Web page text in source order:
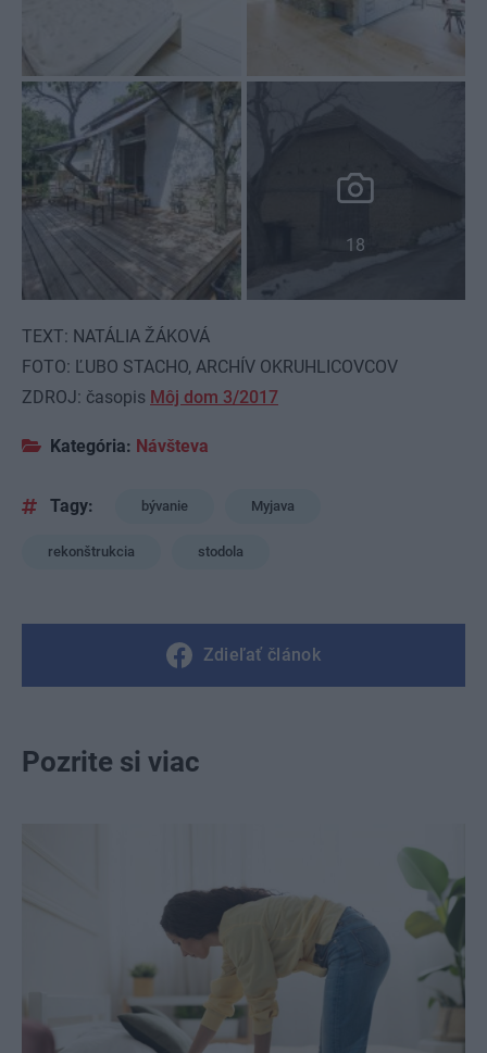
18
TEXT: NATÁLIA ŽÁKOVÁ
FOTO: ĽUBO STACHO, ARCHÍV OKRUHLICOVCOV
ZDROJ: časopis Môj dom 3/2017
Kategória: Návšteva
Tagy: bývanie Myjava
rekonštrukcia stodola
Zdieľať článok
Pozrite si viac